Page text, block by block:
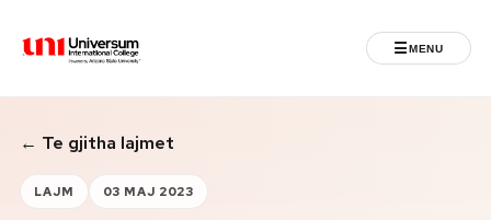
Universum University ☰MENU
MENU
Ballina
← Te gjitha lajmet
LAJM 03 MAJ 2023